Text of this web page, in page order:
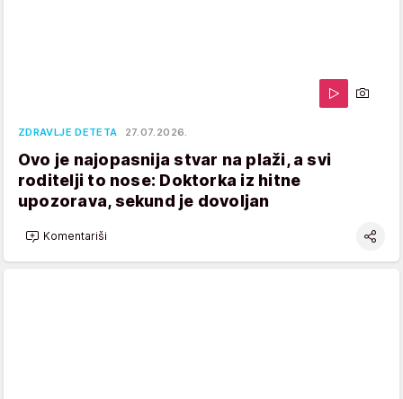
ZDRAVLJE DETETA 27.07.2026.
Ovo je najopasnija stvar na plaži, a svi
roditelji to nose: Doktorka iz hitne
upozorava, sekund je dovoljan
Komentariši